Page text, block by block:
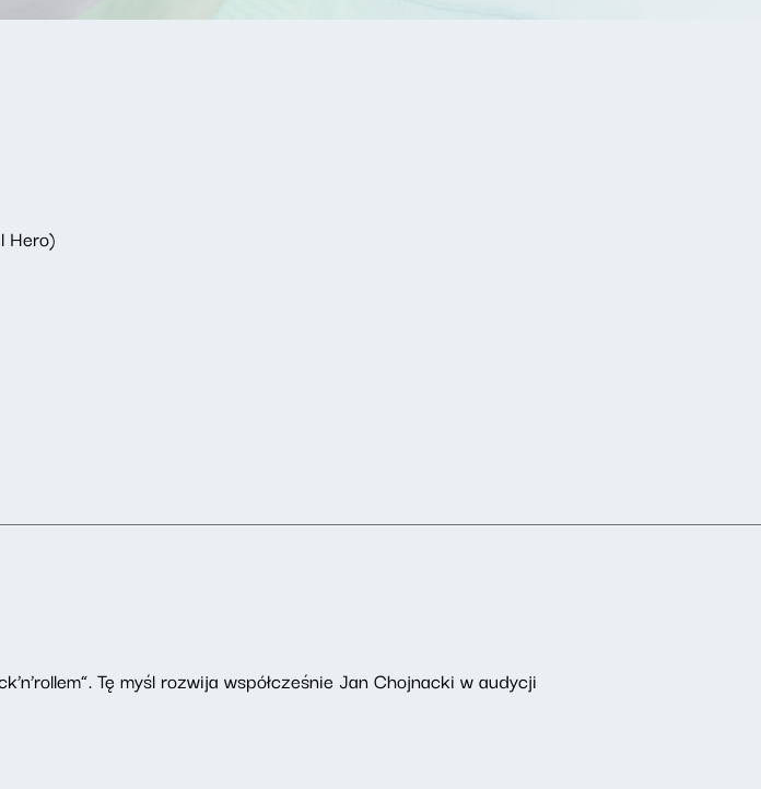
Hero)
Tę myśl rozwija współcześnie Jan Chojnacki w audycji